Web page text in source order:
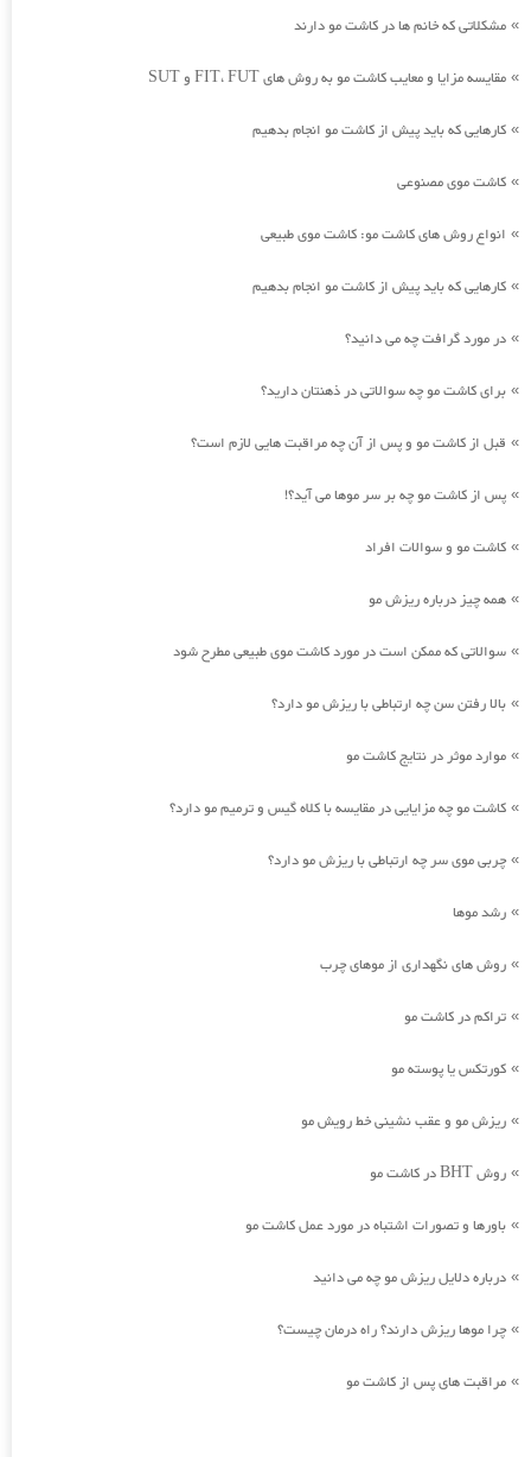
» مشکلاتی که خانم ها در کاشت مو دارند
» مقایسه مزایا و معایب کاشت مو به روش های FIT، FUT و SUT
» کارهایی که باید پیش از کاشت مو انجام بدهیم
» کاشت موی مصنوعی
» انواع روش های کاشت مو: کاشت موی طبیعی
» کارهایی که باید پیش از کاشت مو انجام بدهیم
» در مورد گرافت چه می دانید؟
» برای کاشت مو چه سوالاتی در ذهنتان دارید؟
» قبل از کاشت مو و پس از آن چه مراقبت هایی لازم است؟
» پس از کاشت مو چه بر سر موها می آید؟!
» کاشت مو و سوالات افراد
» همه چیز درباره ریزش مو
» سوالاتی که ممکن است در مورد کاشت موی طبیعی مطرح شود
» بالا رفتن سن چه ارتباطی با ریزش مو دارد؟
» موارد موثر در نتایج کاشت مو
» کاشت مو چه مزایایی در مقایسه با کلاه گیس و ترمیم مو دارد؟
» چربی موی سر چه ارتباطی با ریزش مو دارد؟
» رشد موها
» روش های نگهداری از موهای چرب
» تراکم در کاشت مو
» کورتکس یا پوسته مو
» ریزش مو و عقب نشینی خط رویش مو
» روش BHT در کاشت مو
» باورها و تصورات اشتباه در مورد عمل کاشت مو
» درباره دلایل ریزش مو چه می دانید
» چرا موها ریزش دارند؟ راه درمان چیست؟
» مراقبت های پس از کاشت مو